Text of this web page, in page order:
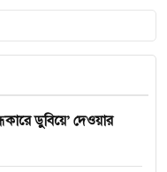
ডুবিয়ে’ দেওয়ার